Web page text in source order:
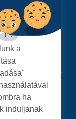
SATU MARE
KÖVESSENEK
a
ha
induljanak